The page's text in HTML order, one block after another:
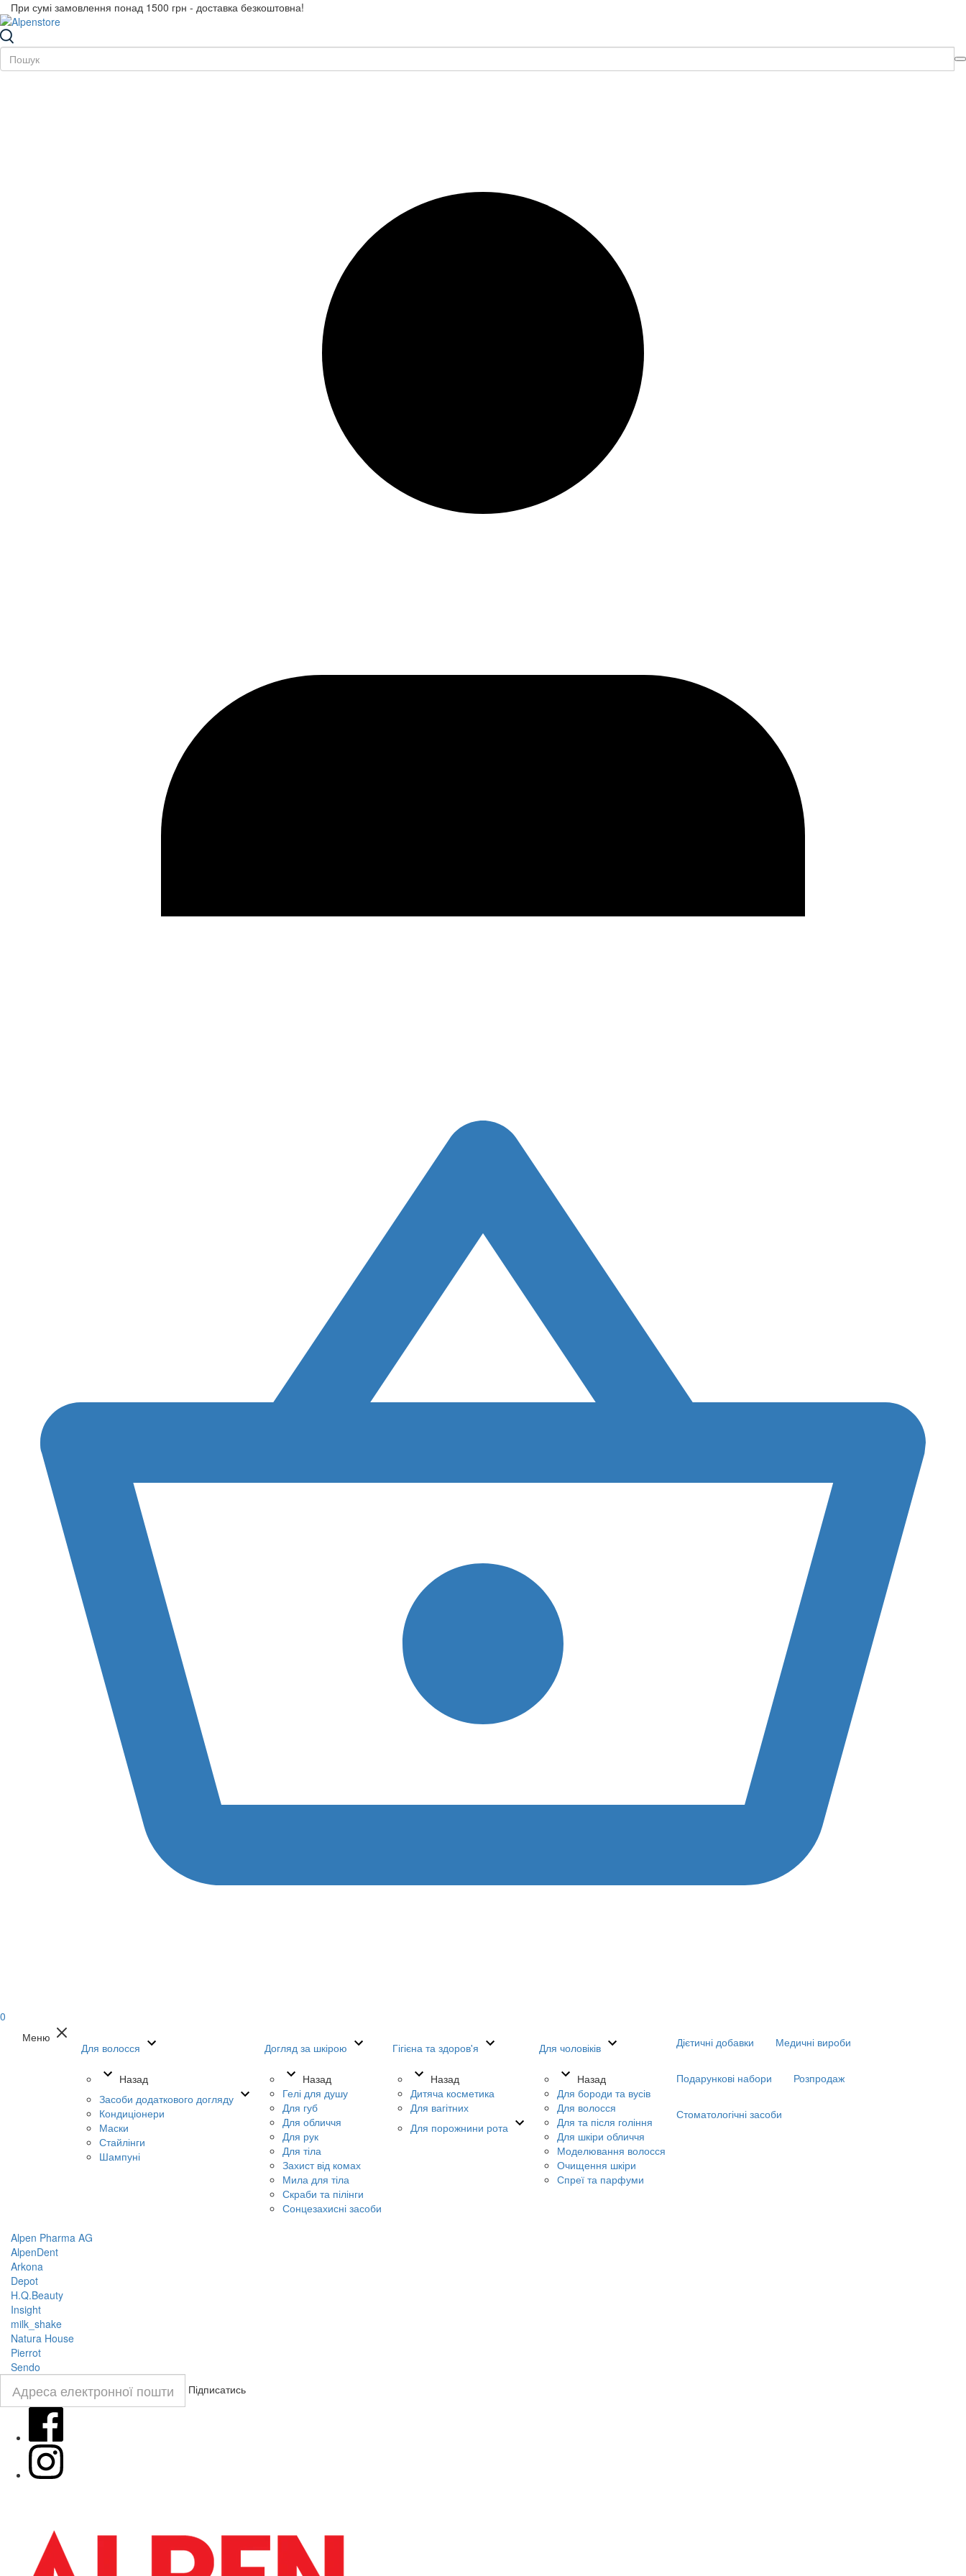
При сумі замовлення понад 1500 грн - доставка безкоштовна!
0
Меню
Для волосся
Назад
Засоби додаткового догляду
Кондиціонери
Маски
Стайлінги
Шампуні
Догляд за шкірою
Назад
Гелі для душу
Для губ
Для обличчя
Для рук
Для тіла
Захист від комах
Мила для тіла
Скраби та пілінги
Сонцезахисні засоби
Гігієна та здоров'я
Назад
Дитяча косметика
Для вагітних
Для порожнини рота
Для чоловіків
Назад
Для бороди та вусів
Для волосся
Для та після гоління
Для шкіри обличчя
Моделювання волосся
Очищення шкіри
Спреї та парфуми
Дієтичні добавки Медичні вироби
Подарункові набори Розпродаж
Стоматологічні засоби
Alpen Pharma AG
AlpenDent
Arkona
Depot
H.Q.Beauty
Insight
milk_shake
Natura House
Pierrot
Sendo
Підписатись